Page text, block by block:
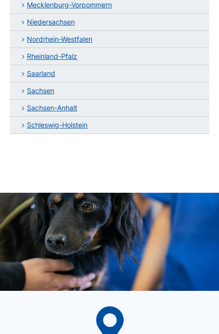
Mecklenburg-Vorpommern
Niedersachsen
Nordrhein-Westfalen
Rheinland-Pfalz
Saarland
Sachsen
Sachsen-Anhalt
Schleswig-Holstein